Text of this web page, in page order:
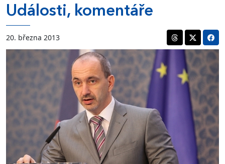
Události, komentáře
20. března 2013